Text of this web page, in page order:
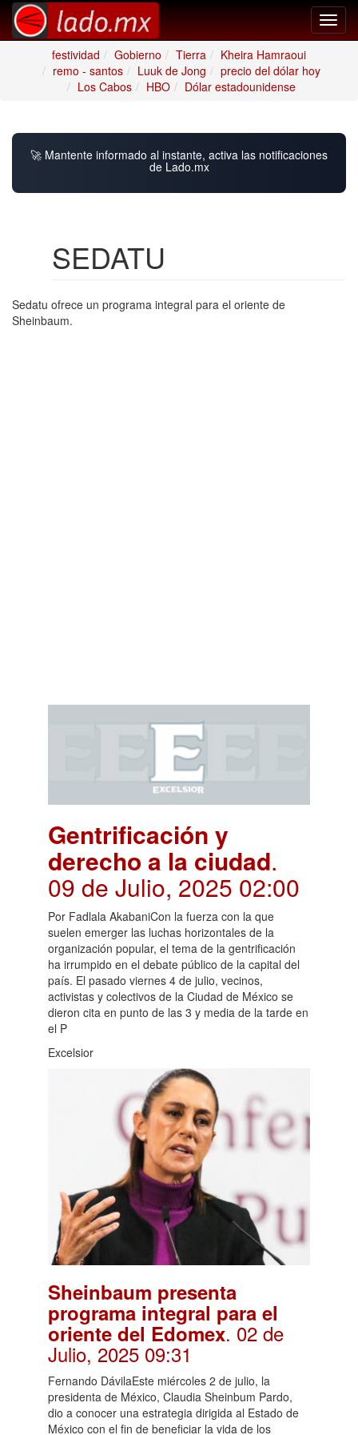
festividad
Gobierno Tierra
Kheira Hamraoui
remo - santos
Luuk de Jong
precio del dólar hoy
Los Cabos
HBO Dólar estadounidense
🚀 Mantente informado al instante, activa las notificaciones
de Lado.mx
SEDATU
Sedatu ofrece un programa integral para el oriente de
Sheinbaum.
Gentrificación y
derecho a la ciudad.
09 de Julio, 2025 02:00
Por Fadlala AkabaniCon la fuerza con la que
suelen emerger las luchas horizontales de la
organización popular, el tema de la gentrificación
ha irrumpido en el debate público de la capital del
país. El pasado viernes 4 de julio, vecinos,
activistas y colectivos de la Ciudad de México se
dieron cita en punto de las 3 y media de la tarde en
el P
Excelsior
Sheinbaum presenta
programa integral para el
oriente del Edomex. 02 de
Julio, 2025 09:31
Fernando DávilaEste miércoles 2 de julio, la
presidenta de México, Claudia Sheinbum Pardo,
dio a conocer una estrategia dirigida al Estado de
México con el fin de beneficiar la vida de los